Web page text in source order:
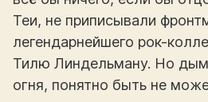
Теи, не приписывали
легендарнейшего рок-
Тилю Линдельману. Но
огня, понятно быть не